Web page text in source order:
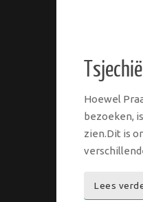
Hoewel
bezoeken,
zien.Dit is
Lees